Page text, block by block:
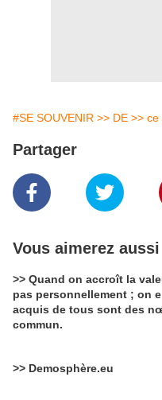
#SE SOUVENIR >> DE >>
Partager
Vous aimerez aussi
>> Quand on accroît la
pas personnellement ; on
acquis de tous sont des
commun.
>> Demosphère.eu